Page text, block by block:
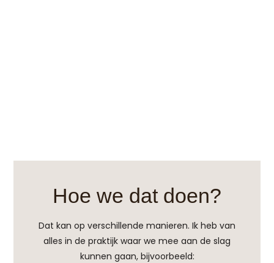
Hoe we dat doen?
Dat kan op verschillende manieren. Ik heb van
alles in de praktijk waar we mee aan de slag
kunnen gaan, bijvoorbeeld: